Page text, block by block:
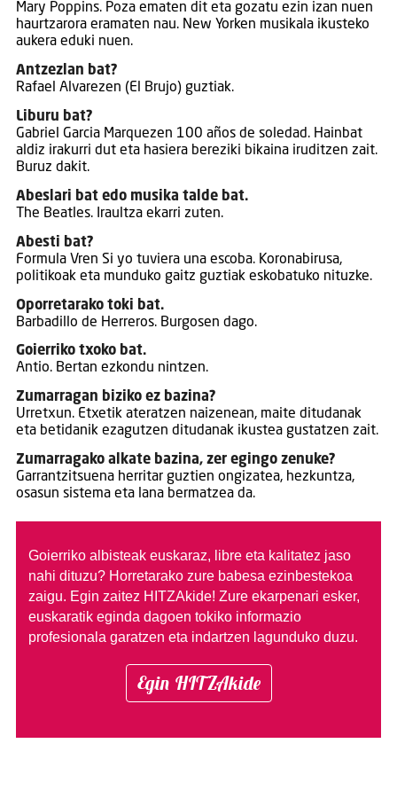
Mary Poppins. Poza ematen dit eta gozatu ezin izan nuen
haurtzarora eramaten nau. New Yorken musikala ikusteko
aukera eduki nuen.
Antzezlan bat?
Rafael Alvarezen (El Brujo) guztiak.
Liburu bat?
Gabriel Garcia Marquezen 100 años de soledad. Hainbat
aldiz irakurri dut eta hasiera bereziki bikaina iruditzen zait.
Buruz dakit.
Abeslari bat edo musika talde bat.
The Beatles. Iraultza ekarri zuten.
Abesti bat?
Formula Vren Si yo tuviera una escoba. Koronabirusa,
politikoak eta munduko gaitz guztiak eskobatuko nituzke.
Oporretarako toki bat.
Barbadillo de Herreros. Burgosen dago.
Goierriko txoko bat.
Antio. Bertan ezkondu nintzen.
Zumarragan biziko ez bazina?
Urretxun. Etxetik ateratzen naizenean, maite ditudanak
eta betidanik ezagutzen ditudanak ikustea gustatzen zait.
Zumarragako alkate bazina, zer egingo zenuke?
Garrantzitsuena herritar guztien ongizatea, hezkuntza,
osasun sistema eta lana bermatzea da.
Goierriko albisteak euskaraz, libre eta kalitatez jaso
nahi dituzu? Horretarako zure babesa ezinbestekoa
zaigu. Egin zaitez HITZAkide! Zure ekarpenari esker,
euskaratik eginda dagoen tokiko informazio
profesionala garatzen eta indartzen lagunduko duzu.
Egin HITZAkide